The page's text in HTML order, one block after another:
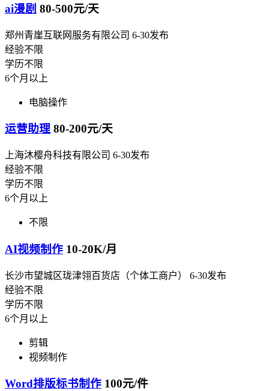
ai漫剧 80-500元/天
郑州青崖互联网服务有限公司 6-30发布
经验不限
学历不限
6个月以上
电脑操作
运营助理 80-200元/天
上海沐樱舟科技有限公司 6-30发布
经验不限
学历不限
6个月以上
不限
AI视频制作 10-20K/月
长沙市望城区珑津翎百货店（个体工商户）
6-30发布
经验不限
学历不限
6个月以上
剪辑
视频制作
Word排版标书制作 100元/件